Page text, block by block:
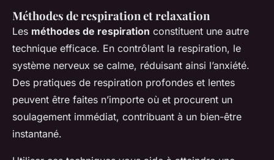
Méthodes de respiration et relaxation
Les méthodes de respiration constituent une autre
technique efficace. En contrôlant la respiration, le
système nerveux se calme, réduisant ainsi l’anxiété.
Des pratiques de respiration profondes et lentes
peuvent être faites n’importe où et procurent un
soulagement immédiat, contribuant à un bien-être
instantané.